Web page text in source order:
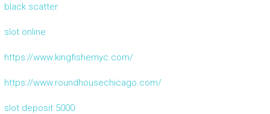
black scatter
slot online
https://www.kingfishernyc.com/
https://www.roundhousechicago.com/
slot deposit 5000